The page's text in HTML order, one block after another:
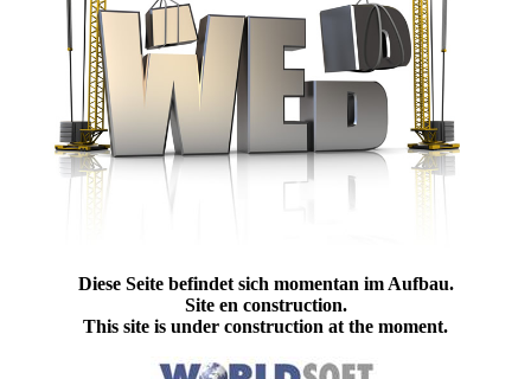
Diese Seite befindet sich momentan im Aufbau.
Site en construction.
This site is under construction at the moment.